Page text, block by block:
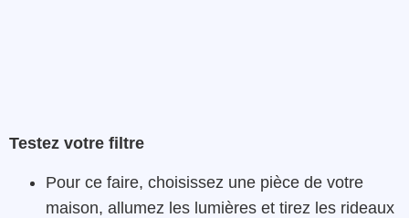
Testez votre filtre
Pour ce faire, choisissez une pièce de votre
maison, allumez les lumières et tirez les rideaux